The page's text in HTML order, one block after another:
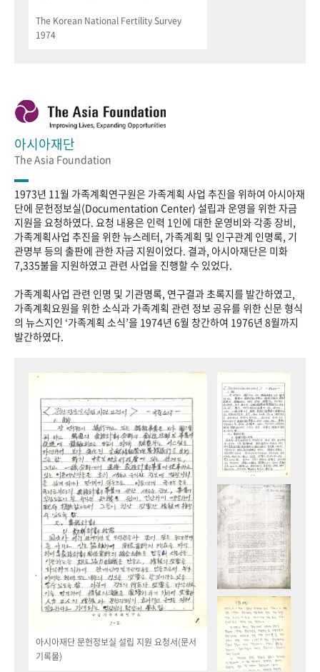
The Korean National Fertility Survey
1974
아시아재단
The Asia Foundation
1973년 11월 가족계획연구원은 가족계획 사업 추진을 위하여 아시아재
단에 문헌정보실(Documentation Center) 설립과 운영을 위한 자금
지원을 요청하였다. 요청 내용은 인력 1인에 대한 운영비와 각종 장비,
가족계획사업 추진을 위한 뉴스레터, 가족계획 및 인구관계 인명록, 기
관명부 등의 출판에 관한 자금 지원이었다. 결과, 아시아재단은 미화
7,335불을 지원하였고 관련 사업을 진행할 수 있었다.
가족계획사업 관련 인명 및 기관명록, 연구결과 초록지를 발간하였고,
가족계획요원을 위한 소식과 가족계획 관련 정보 공유를 위한 신문 형식
의 뉴스지인 ‘가족계획 소식’을 1974년 6월 창간하여 1976년 8월까지
발간하였다.
아시아재단 문헌정보실 설립 지원 요청서(문서
기록물)